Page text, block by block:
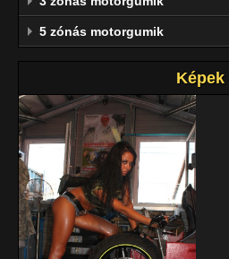
5 zónás motorgumik
Képek